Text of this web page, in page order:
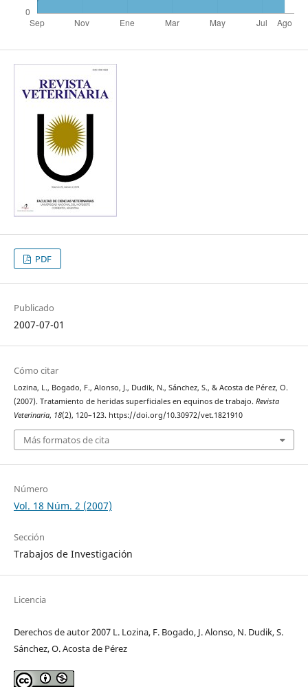
PDF
Publicado
2007-07-01
Cómo citar
Lozina, L., Bogado, F., Alonso, J., Dudik, N., Sánchez, S., & Acosta de Pérez, O.
(2007). Tratamiento de heridas superficiales en equinos de trabajo. Revista
Veterinaria, 18(2), 120–123. https://doi.org/10.30972/vet.1821910
Más formatos de cita
Número
Vol. 18 Núm. 2 (2007)
Sección
Trabajos de Investigación
Licencia
Derechos de autor 2007 L. Lozina, F. Bogado, J. Alonso, N. Dudik, S.
Sánchez, O. Acosta de Pérez